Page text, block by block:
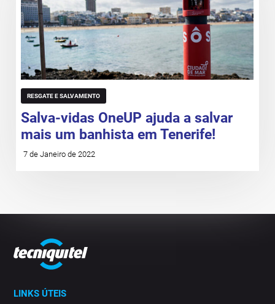
RESGATE E SALVAMENTO
Salva-vidas OneUP ajuda a salvar
mais um banhista em Tenerife!
7 de Janeiro de 2022
LINKS ÚTEIS